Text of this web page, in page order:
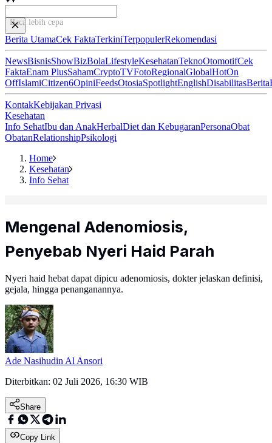
Baca lebih cepat...
Berita UtamaCek FaktaTerkiniTerpopulerRekomendasi
NewsBisnisShowBizBolaLifestyleKesehatanTeknoOtomotifCek
FaktaEnam PlusSahamCryptoTVFotoRegionalGlobalHotOn
OffIslamiCitizen6OpiniFeedsOtosiaSpotlightEnglishDisabilitasBerita
KontakKebijakan Privasi
Kesehatan
Info SehatIbu dan AnakHerbalDiet dan KebugaranPersonaObat
ObatanRelationshipPsikologi
Home
Kesehatan
Info Sehat
Mengenal Adenomiosis,
Penyebab Nyeri Haid Parah
Nyeri haid hebat dapat dipicu adenomiosis, dokter jelaskan definisi,
gejala, hingga penanganannya.
Ade Nasihudin Al Ansori
Diterbitkan: 02 Juli 2026, 16:30 WIB
Share
Copy Link